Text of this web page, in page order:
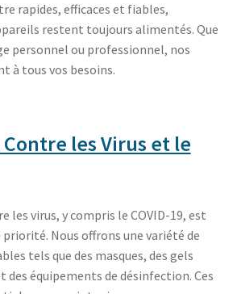
rapides, efficaces et fiables,
restent toujours alimentés. Que
personnel ou professionnel, nos
à tous vos besoins.
les Virus et le
les virus, y compris le COVID-19, est
priorité. Nous offrons une variété de
tels que des masques, des gels
des équipements de désinfection. Ces